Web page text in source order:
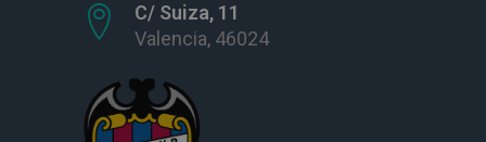
C/ Suiza, 11
Valencia, 46024